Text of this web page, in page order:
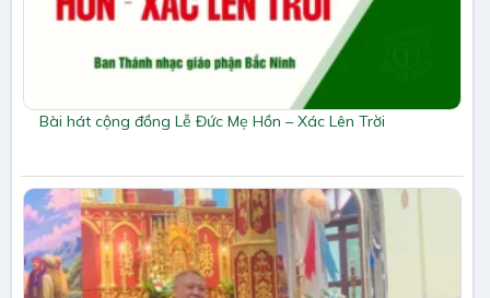
Bài hát cộng đồng Lễ Đức Mẹ Hồn – Xác Lên Trời